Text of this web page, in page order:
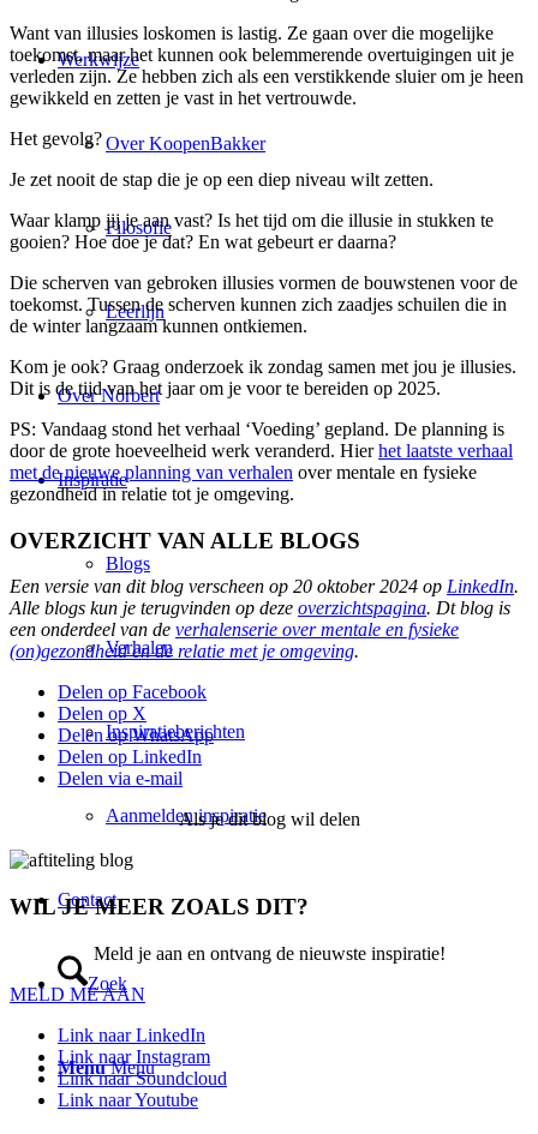
Werkwijze
Over KoopenBakker
Filosofie
Leerlijn
Over Norbert
Inspiratie
Blogs
Verhalen
Inspiratieberichten
Aanmelden inspiratie
Contact
Zoek
Menu Menu
Want van illusies loskomen is lastig. Ze gaan over die mogelijke
toekomst, maar het kunnen ook belemmerende overtuigingen uit je
verleden zijn. Ze hebben zich als een verstikkende sluier om je heen
gewikkeld en zetten je vast in het vertrouwde.
Het gevolg?
Je zet nooit de stap die je op een diep niveau wilt zetten.
Waar klamp jij je aan vast? Is het tijd om die illusie in stukken te
gooien? Hoe doe je dat? En wat gebeurt er daarna?
Die scherven van gebroken illusies vormen de bouwstenen voor de
toekomst. Tussen de scherven kunnen zich zaadjes schuilen die in
de winter langzaam kunnen ontkiemen.
Kom je ook? Graag onderzoek ik zondag samen met jou je illusies.
Dit is de tijd van het jaar om je voor te bereiden op 2025.
PS: Vandaag stond het verhaal ‘Voeding’ gepland. De planning is
door de grote hoeveelheid werk veranderd. Hierhet laatste verhaal
met de nieuwe planning van verhalen over mentale en fysieke
gezondheid in relatie tot je omgeving.
OVERZICHT VAN ALLE BLOGS
Een versie van dit blog verscheen op 20 oktober 2024 op LinkedIn.
Alle blogs kun je terugvinden op deze overzichtspagina. Dt blog is
een onderdeel van de verhalenserie over mentale en fysieke
(on)gezondheid en de relatie met je omgeving.
Delen op Facebook
Delen op X
Delen op WhatsApp
Delen op LinkedIn
Delen via e-mail
Als je dit blog wil delen
WIL JE MEER ZOALS DIT?
Meld je aan en ontvang de nieuwste inspiratie!
MELD ME AAN
Link naar LinkedIn
Link naar Instagram
Link naar Soundcloud
Link naar Youtube